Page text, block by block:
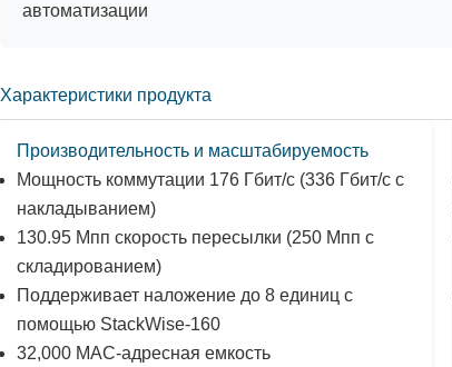
автоматизации
Характеристики продукта
Производительность и масштабируемость
Мощность коммутации 176 Гбит/с (336 Гбит/с с
накладыванием)
130.95 Мпп скорость пересылки (250 Мпп с
складированием)
Поддерживает наложение до 8 единиц с
помощью StackWise-160
32,000 MAC-адресная емкость